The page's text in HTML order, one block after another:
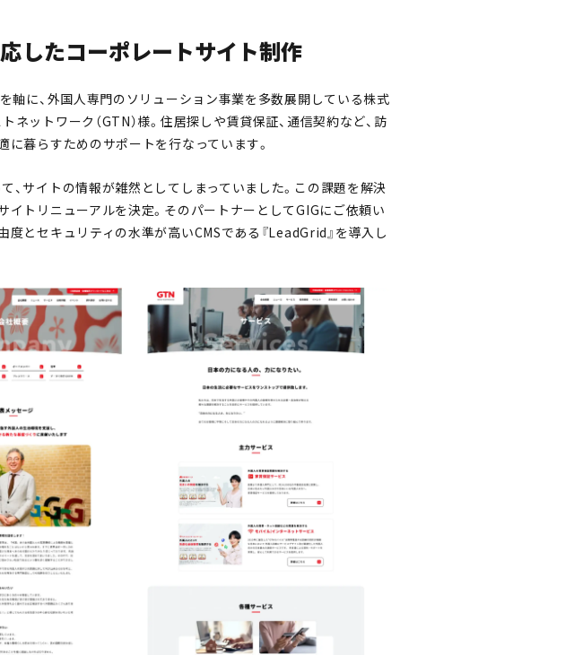
したコーポレートサイト制作
軸に、外国人専門のソリューション事業を多数展開している株式
ネットワーク（GTN）様。住居探しや賃貸保証、通信契約など、訪
に暮らすためのサポートを行なっています。
、サイトの情報が雑然としてしまっていました。この課題を解決
イトリニューアルを決定。そのパートナーとしてGIGにご依頼い
度とセキュリティの水準が高いCMSである『LeadGrid』を導入し